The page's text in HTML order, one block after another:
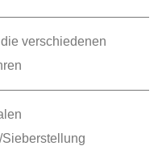
verschiedenen